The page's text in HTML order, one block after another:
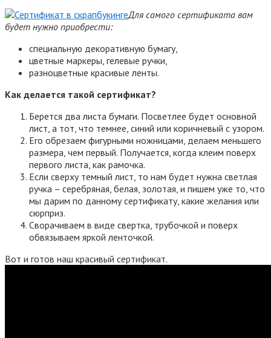
Для самого сертификата вам
будет нужно приобрести:
специальную декоративную бумагу,
цветные маркеры, гелевые ручки,
разноцветные красивые ленты.
Как делается такой сертификат?
Берется два листа бумаги. Посветлее будет основной
лист, а тот, что темнее, синий или коричневый с узором.
Его обрезаем фигурными ножницами, делаем меньшего
размера, чем первый. Получается, когда клеим поверх
первого листа, как рамочка.
Если сверху темный лист, то нам будет нужна светлая
ручка – серебряная, белая, золотая, и пишем уже то, что
мы дарим по данному сертификату, какие желания или
сюрприз.
Сворачиваем в виде свертка, трубочкой и поверх
обвязываем яркой ленточкой.
Вот и готов наш красивый сертификат.